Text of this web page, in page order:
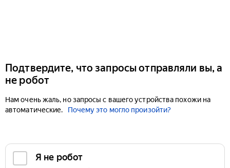
Подтвердите, что запросы отправляли вы, а
не робот
Нам очень жаль, но запросы с вашего устройства похожи на
автоматические.
Почему это могло произойти?